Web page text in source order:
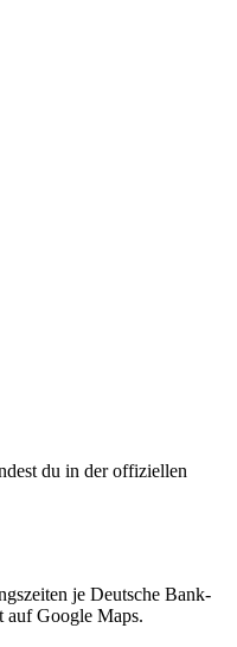
du in der offiziellen
je Deutsche Bank-
auf Google Maps.